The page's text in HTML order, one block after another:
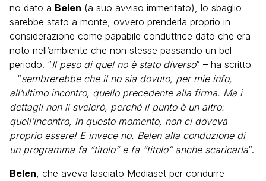
no dato a Belen (a suo avviso immeritato), lo sbaglio
sarebbe stato a monte, ovvero prenderla proprio in
considerazione come papabile conduttrice dato che era
noto nell’ambiente che non stesse passando un bel
periodo. “Il peso di quel no è stato diverso” – ha scritto
– “sembrerebbe che il no sia dovuto, per mie info,
all’ultimo incontro, quello precedente alla firma. Ma i
dettagli non li svelerò, perché il punto è un altro:
quell’incontro, in questo momento, non ci doveva
proprio essere! E invece no. Belen alla conduzione di
un programma fa “titolo” e fa “titolo” anche scaricarla“.
Belen, che aveva lasciato Mediaset per condurre